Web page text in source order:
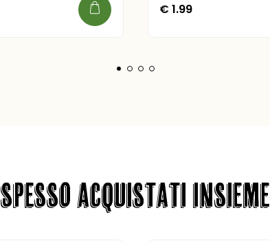
€ 1.99
SPESSO ACQUISTATI INSIEME